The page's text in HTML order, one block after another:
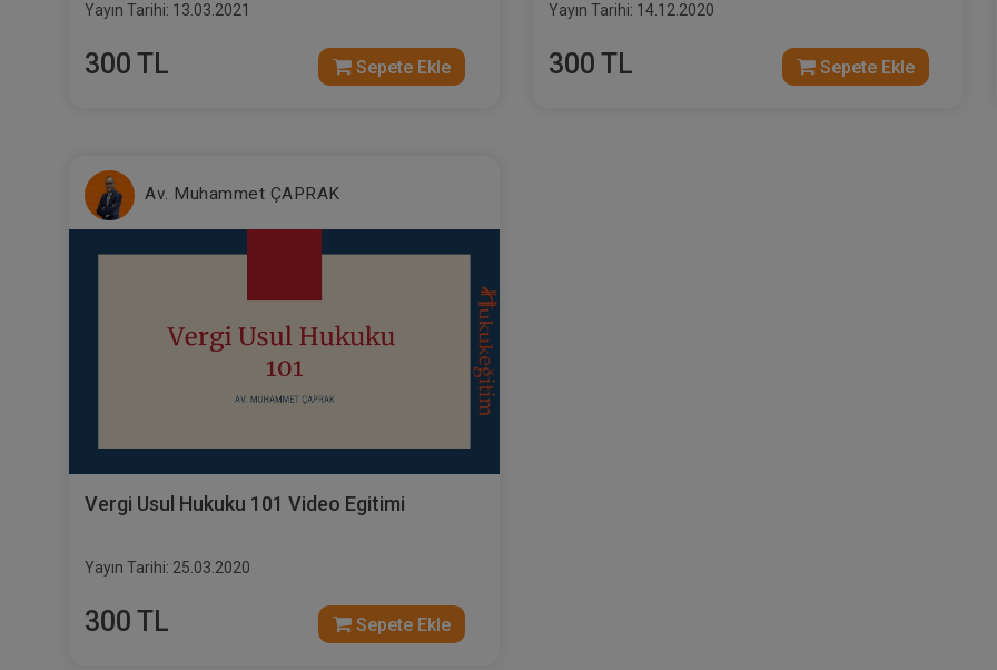
Yayın Tarihi: 13.03.2021
300 TL Sepete Ekle
Yayın Tarihi: 14.12.2020
300 TL Sepete Ekle
Av. Muhammet ÇAPRAK
Vergi Usul Hukuku 101 Video Egitimi
Yayın Tarihi: 25.03.2020
300 TL Sepete Ekle